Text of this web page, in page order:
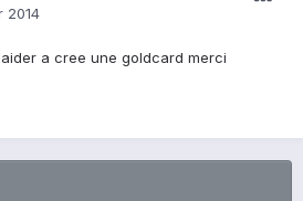
2014
a cree une goldcard merci